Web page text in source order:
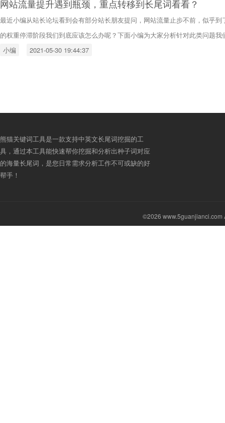
网站流量提升遇到瓶颈，重点转移到长尾词看看？
最近小编从站长论坛看到会有部分站长朋友提问，网站流量止步不前，似乎
的权重停滞阶段我们到底应该怎么办呢？下面小编为大家分析针对此类问题我
小编
2021-05-30 19:44:37
熊猫关键词工具是一款支持中英文长尾词挖掘的工
具，通过本工具能快速帮你挖掘和分析出种子词对应
的海量长尾词，是您日常需求分析工作不可或缺的好
帮手！
©2026 www.5guanjianci.com